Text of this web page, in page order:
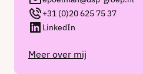
+31 (0)20 625 75 37
LinkedIn
Meer over mij